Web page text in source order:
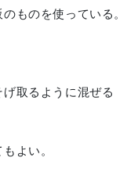
ものを使っている。
取るように混ぜる
よい。